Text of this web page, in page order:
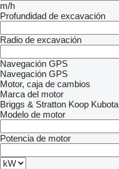
m/h
Profundidad de excavación
Radio de excavación
Navegación GPS
Navegación GPS
Motor, caja de cambios
Marca del motor
Briggs & Stratton Koop Kubota
Modelo de motor
Potencia de motor